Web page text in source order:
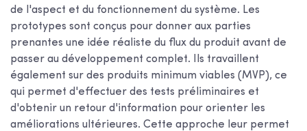
de l'aspect et du fonctionnement du système. Les
prototypes sont conçus pour donner aux parties
prenantes une idée réaliste du flux du produit avant de
passer au développement complet. Ils travaillent
également sur des produits minimum viables (MVP), ce
qui permet d'effectuer des tests préliminaires et
d'obtenir un retour d'information pour orienter les
améliorations ultérieures. Cette approche leur permet